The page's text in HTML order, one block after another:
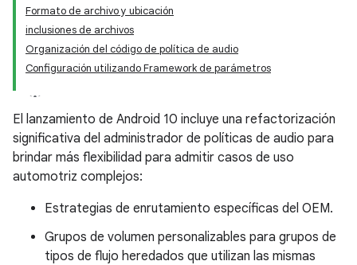
Formato de archivo y ubicación
inclusiones de archivos
Organización del código de política de audio
Configuración utilizando Framework de parámetros
El lanzamiento de Android 10 incluye una refactorización
significativa del administrador de políticas de audio para
brindar más flexibilidad para admitir casos de uso
automotriz complejos:
Estrategias de enrutamiento específicas del OEM.
Grupos de volumen personalizables para grupos de
tipos de flujo heredados que utilizan las mismas